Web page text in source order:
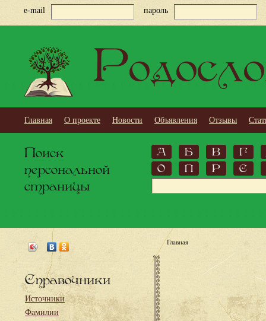
e-mail пароль
Главная О проекте Новости Объявления Отзывы
Поиск
персональной
страницы
А Б В
Г
О
П Р С
Справочники
Источники
Фамилии
Главная